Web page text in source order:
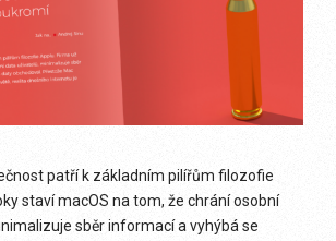
patří k základním pilířům filozofie
staví macOS na tom, že chrání osobní
sběr informací a vyhýbá se